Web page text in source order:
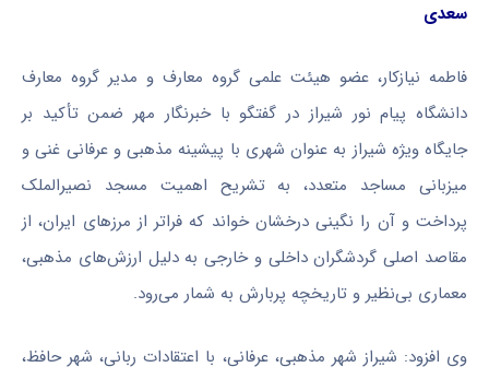
سعدی
فاطمه نیازکار، عضو هیئت علمی گروه معارف و مدیر گروه معارف
دانشگاه پیام نور شیراز در گفتگو با خبرنگار مهر ضمن تأکید بر
جایگاه ویژه شیراز به عنوان شهری با پیشینه مذهبی و عرفانی غنی و
میزبانی مساجد متعدد، به تشریح اهمیت مسجد نصیرالملک
پرداخت و آن را نگینی درخشان خواند که فراتر از مرزهای ایران، از
مقاصد اصلی گردشگران داخلی و خارجی به دلیل ارزش‌های مذهبی،
معماری بی‌نظیر و تاریخچه پربارش به شمار می‌رود.
وی افزود: شیراز شهر مذهبی، عرفانی، با اعتقادات ربانی، شهر حافظ،